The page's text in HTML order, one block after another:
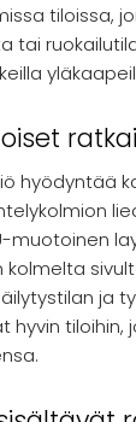
tiloissa,
tai
hyödyntää
muotoinen
ja
hyvin tiloihin,